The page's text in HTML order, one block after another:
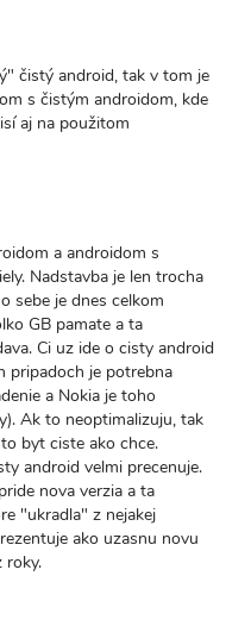
čistý android, tak v tom je
s čistým androidom, kde
aj na použitom
a androidom s
Nadstavba je len trocha
sebe je dnes celkom
GB pamate a ta
Ci uz ide o cisty android
pripadoch je potrebna
a Nokia je toho
Ak to neoptimalizuju, tak
byt ciste ako chce.
android velmi precenuje.
nova verzia a ta
"ukradla" z nejakej
ako uzasnu novu
roky.